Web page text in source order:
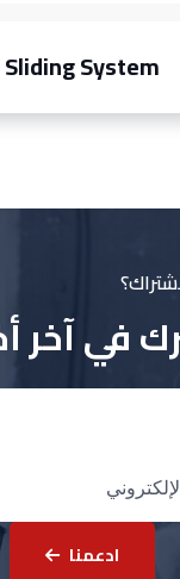
Sliding System
في آخر
ادعمنا